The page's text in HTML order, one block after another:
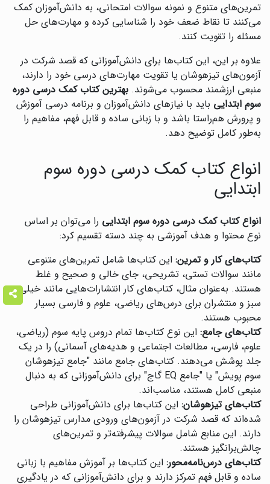
تمرین‌های متنوع و نمونه سوالات امتحانی، به دانش‌آموزان کمک
می‌کنند تا نقاط ضعف خود را شناسایی کرده و مهارت‌های حل
مسئله را تقویت کنند.
علاوه بر این، این کتاب‌ها برای دانش‌آموزانی که قصد شرکت در
آزمون‌های تیزهوشان یا تقویت مهارت‌های درسی خود را دارند،
منبعی ارزشمند محسوب می‌شوند. بهترین کتاب کمک درسی دوره
سوم ابتدایی باید با نیازهای دانش‌آموزان و برنامه درسی آموزش
و پرورش هم‌راستا باشد و با زبانی ساده و قابل فهم، مفاهیم را
به‌طور کامل توضیح دهد.
انواع کتاب کمک درسی دوره سوم
ابتدایی
انواع کتاب کمک درسی دوره سوم ابتدایی را می‌توان بر اساس
نوع محتوا و هدف آموزشی به چند دسته تقسیم کرد:
کتاب‌های کار و تمرین: این کتاب‌ها شامل تمرین‌های متنوعی
مانند سوالات تستی، تشریحی، جای خالی و صحیح و غلط
هستند. به‌عنوان مثال، کتاب‌های کار انتشارات‌هایی مانند خیلی
سبز و منتشران برای درس‌های ریاضی، علوم و فارسی بسیار
محبوب هستند.
کتاب‌های جامع: این نوع کتاب‌ها تمام دروس پایه سوم (ریاضی،
علوم، فارسی، مطالعات اجتماعی و هدیه‌های آسمانی) را در یک
جلد پوشش می‌دهند. کتاب‌های جامع مانند "جامع تیزهوشان
سوم پویش" یا "جامع EQ گاج" برای دانش‌آموزانی که به دنبال
منبعی کامل هستند، مناسب‌اند.
کتاب‌های تیزهوشان: این کتاب‌ها برای دانش‌آموزانی طراحی
شده‌اند که قصد شرکت در آزمون‌های ورودی مدارس تیزهوشان را
دارند. این منابع شامل سوالات پیشرفته‌تر و تمرین‌های
چالش‌برانگیز هستند.
کتاب‌های درس‌نامه‌محور: این کتاب‌ها بر آموزش مفاهیم با زبانی
ساده و قابل فهم تمرکز دارند و برای دانش‌آموزانی که در یادگیری